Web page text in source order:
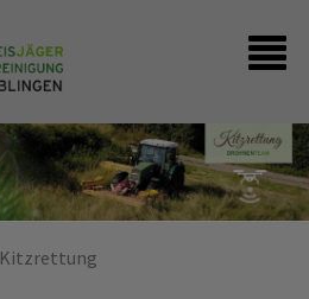
Kitzrettung